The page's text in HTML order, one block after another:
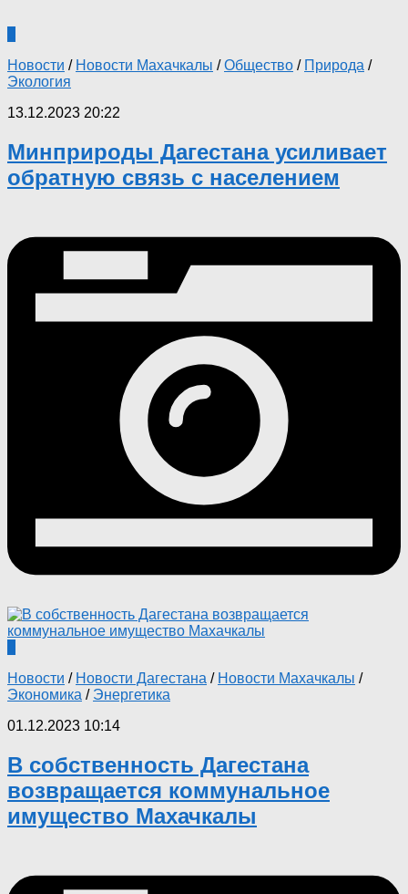
Новости / Новости Махачкалы /Общество / Природа /
Экология
13.12.2023 20:22
Минприроды Дагестана усиливает
обратную связь с населением
Новости / Новости Дагестана / Новости Махачкалы /
Экономика / Энергетика
01.12.2023 10:14
В собственность Дагестана
возвращается коммунальное
имущество Махачкалы